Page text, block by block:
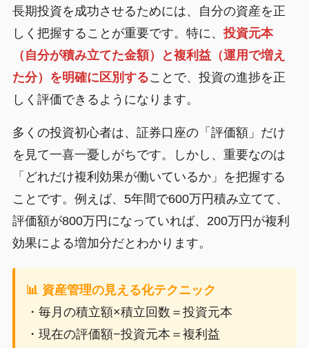
長期投資を成功させるためには、自分の資産を正
しく把握することが重要です。特に、 投資元本
（自分が積み立てた金額）と複利益（運用で増え
た分）を明確に区別することで、投資の進捗を正
しく評価できるようになります。
多くの投資初心者は、証券口座の「評価額」だけ
を見て一喜一憂しがちです。しかし、重要なのは
「どれだけ複利効果が働いているか」を把握する
ことです。例えば、5年間で600万円積み立てて、
評価額が800万円になっていれば、200万円が複利
効果による増加分だとわかります。
📊 資産管理の見える化テクニック
・毎月の積立額×積立回数＝投資元本
・現在の評価額−投資元本＝複利益